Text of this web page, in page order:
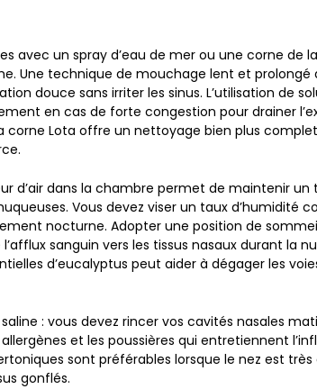
avec un spray d’eau de mer ou une corne de
Une technique de mouchage lent et prolongé
douce sans irriter les sinus. L’utilisation de
en cas de forte congestion pour drainer
corne Lota offre un nettoyage bien plus
d’air dans la chambre permet de maintenir un
Vous devez viser un taux d’humidité
nocturne. Adopter une position de
sanguin vers les tissus nasaux durant la
d’eucalyptus peut aider à dégager les
: vous devez rincer vos cavités nasales
et les poussières qui entretiennent
sont préférables lorsque le nez est
gonflés.